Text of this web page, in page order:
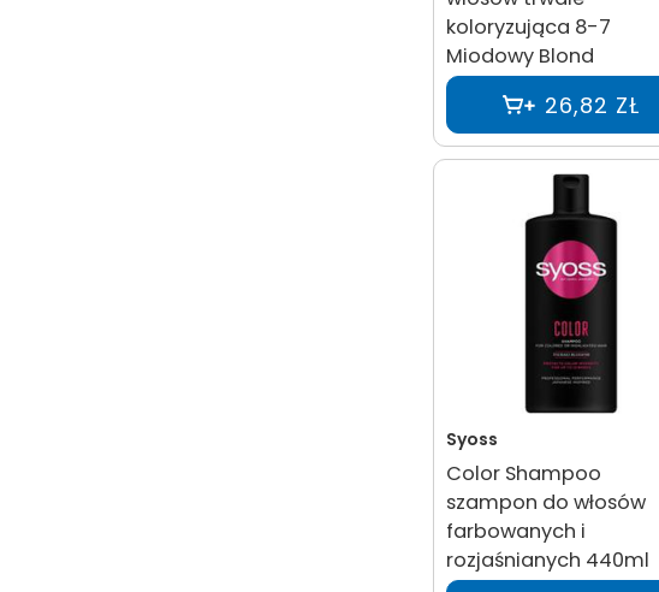
koloryzująca 8-7
Miodowy Blond
26,82 ZŁ
Syoss
Color Shampoo
szampon do włosów
farbowanych i
rozjaśnianych 440ml